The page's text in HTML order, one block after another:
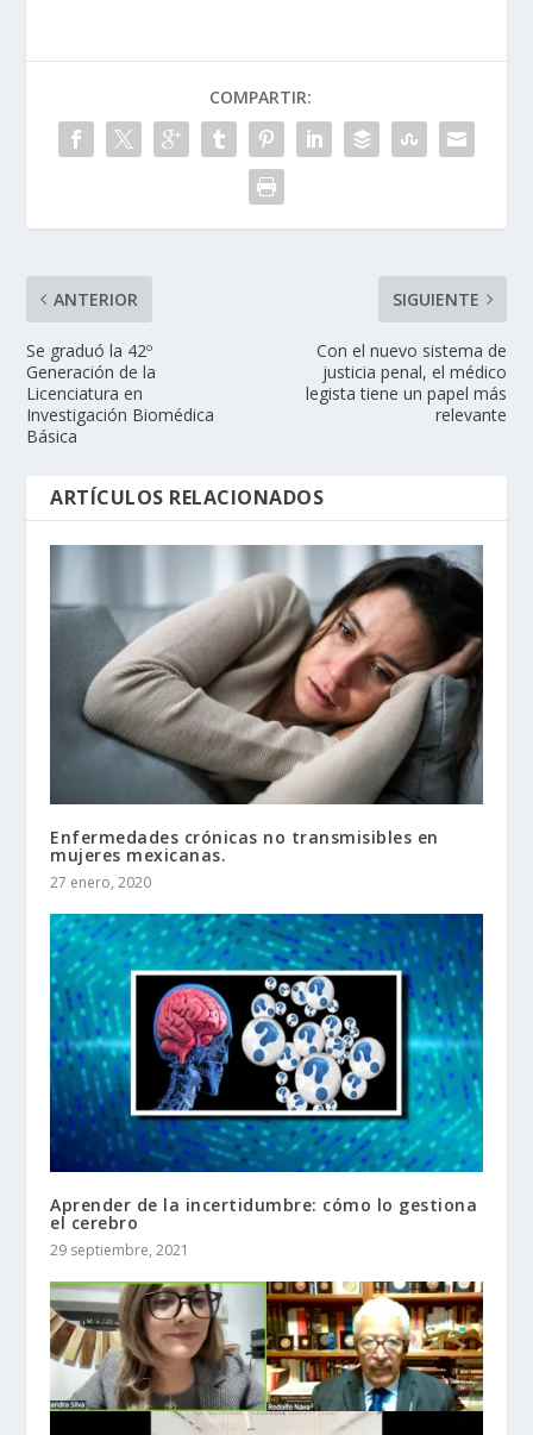
COMPARTIR:
ANTERIOR
Se graduó la 42º
Generación de la
Licenciatura en
Investigación Biomédica
Básica
SIGUIENTE
Con el nuevo sistema de
justicia penal, el médico
legista tiene un papel más
relevante
ARTÍCULOS RELACIONADOS
Enfermedades crónicas no transmisibles en
mujeres mexicanas.
27 enero, 2020
Aprender de la incertidumbre: cómo lo gestiona
el cerebro
29 septiembre, 2021